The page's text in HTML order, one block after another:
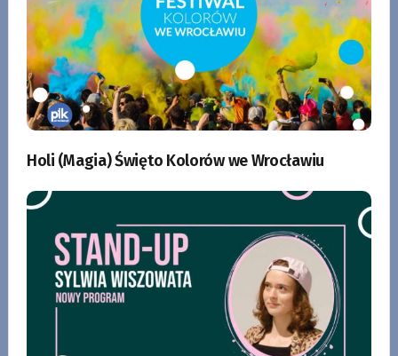
Holi (Magia) Święto Kolorów we Wrocławiu